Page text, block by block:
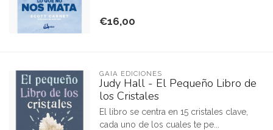
€16,00
GAIA EDICIONES
Judy Hall - El Pequeño Libro de
los Cristales
El libro se centra en 15 cristales clave,
cada uno de los cuales te pe...